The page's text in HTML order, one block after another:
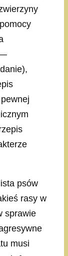
—
psów
rasy w
sprawie
musi